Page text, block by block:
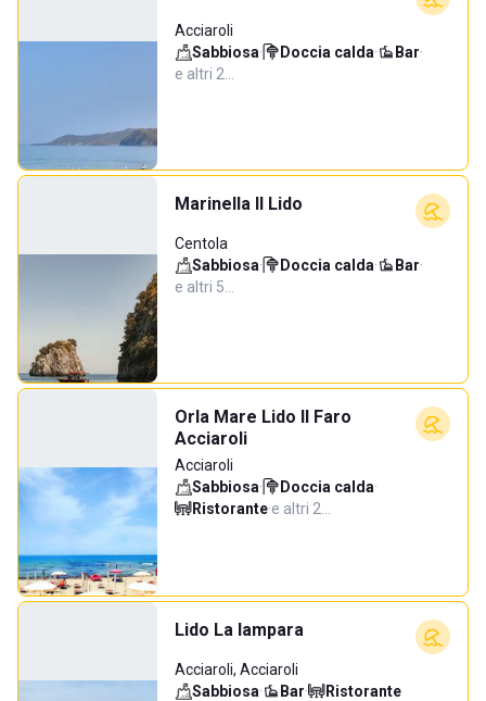
Acciaroli
Sabbiosa· Doccia calda· Bar·
e altri 2…
Marinella Il Lido
Centola
Sabbiosa· Doccia calda· Bar·
e altri 5…
Orla Mare Lido Il Faro
Acciaroli
Acciaroli
Sabbiosa· Doccia calda·
Ristorante·e altri 2…
Lido La lampara
Acciaroli, Acciaroli
Sabbiosa· Bar· Ristorante